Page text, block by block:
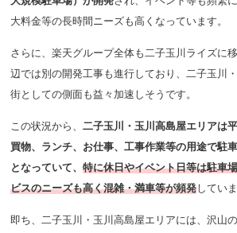
大料金等の長時間ニーズも高くなっています。
さらに、楽天グループ全体も二子玉川ライズに
辺では別の開発工事も進行しており、二子玉川
街としての側面も益々加速しそうです。
この状況から、二子玉川・玉川高島屋エリアは
買物、ランチ、お仕事、工事作業等の用途で駐
となっていて、特に休日やイベント日等は駐車
ビスのニーズも高く混雑・満車等が頻発していま
即ち、二子玉川・玉川高島屋エリアには、沢山